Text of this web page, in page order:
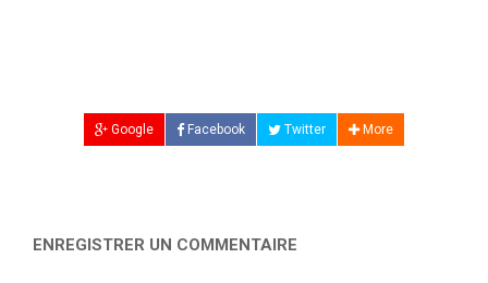
Google Facebook Twitter More
ENREGISTRER UN COMMENTAIRE